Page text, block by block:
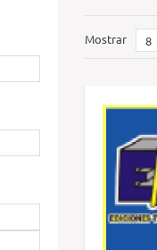
Mostrar 8